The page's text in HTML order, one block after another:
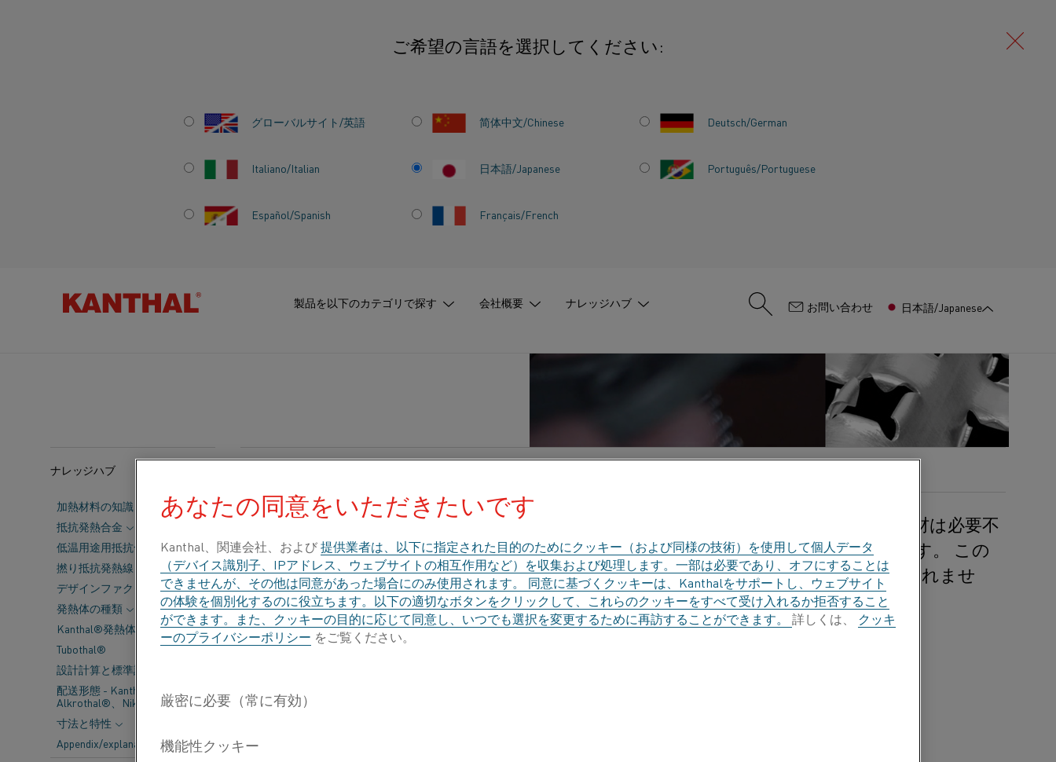
ご希望の言語を選択してください:
グローバルサイト/英語 简体中文/Chinese Deutsch/German
Italiano/Italian 日本語/Japanese Português/Portuguese
Español/Spanish Français/French
製品を以下のカテゴリで探す 会社概要 ナレッジハブ : お問い合わせ 日本語/Japanese
感動的なストーリー
止
ナレッジハブ
加熱材料の知識
抵抗発熱合金
低温用途用抵抗合金
撚り抵抗発熱線
デザインファクター
発熱体の種類
Kanthal®発熱体の主要データ
Tubothal®
設計計算と標準許容差
配送形態 - Kanthal®、
Alkrothal®、Nikrothal®
寸法と特性
Appendix/explanations
日本の会社、オパーツ株式会社にとって、3Dヒーターを製造する上で信頼性の高い素材は必要不
可欠です。この3Dヒーターは、熱を使って病院内の空気を減菌する金属フィルターです。 この
テクノロジーは、新型コロナウイルス感染症(Covid-19)の拡散防止に活用できるかもしれませ
ん。
あなたの同意をいただきたいです
Kanthal、関連会社、および提供業者は、以下に指定された目的のためにクッキー（および同様の技術）を使用して個人データ
（デバイス識別子、IPアドレス、ウェブサイトの相互作用など）を収集および処理します。一部は必要であり、オフにすることは
できませんが、その他は同意があった場合にのみ使用されます。 同意に基づくクッキーは、Kanthalをサポートし、ウェブサイト
の体験を個別化するのに役立ちます。以下の適切なボタンをクリックして、これらのクッキーをすべて受け入れるか拒否すること
ができます。また、クッキーの目的に応じて同意し、いつでも選択を変更するために再訪することができます。 詳しくは、 クッキ
ーのプライバシーポリシー をご覧ください。